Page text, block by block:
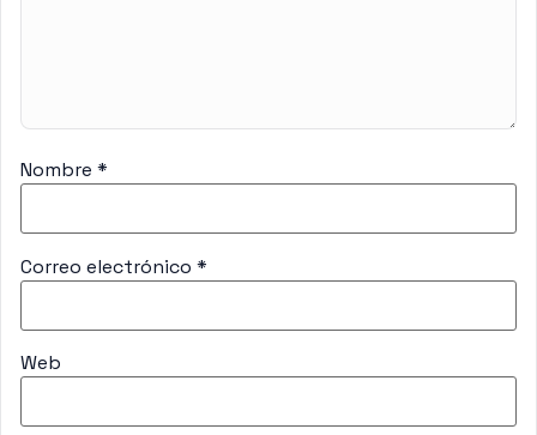
Nombre *
Correo electrónico *
Web